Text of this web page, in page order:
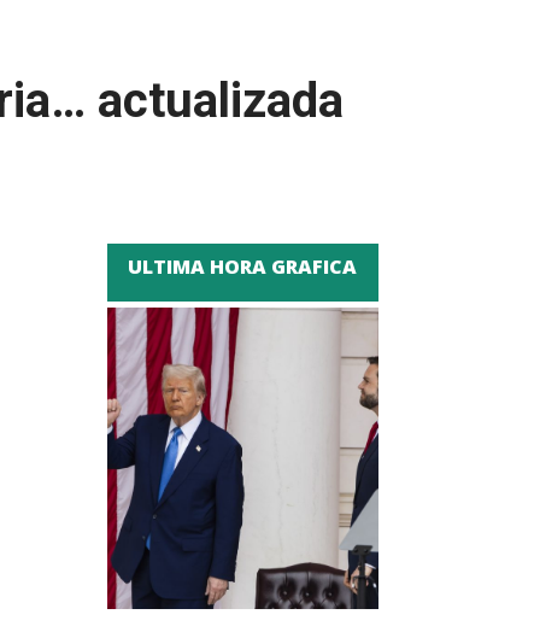
actualizada
ULTIMA HORA GRAFICA